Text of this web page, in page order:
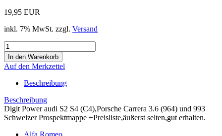
19,95 EUR
inkl. 7% MwSt. zzgl. Versand
Auf den Merkzettel
Beschreibung
Beschreibung
Digit Power audi S2 S4 (C4),Porsche Carrera 3.6 (964) und 993
Schweizer Prospektmappe +Preisliste,äußerst selten,gut erhalten.
Alfa Romeo